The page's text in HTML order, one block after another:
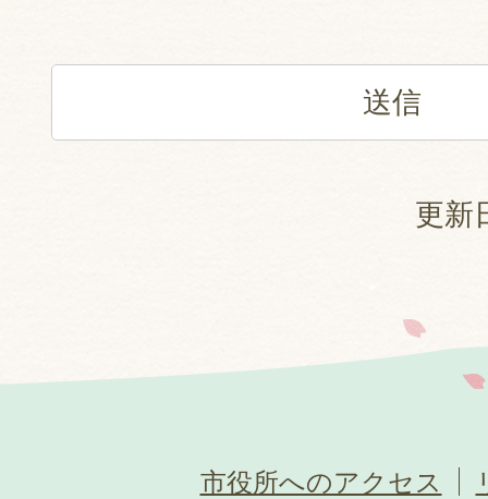
更新
市役所へのアクセス